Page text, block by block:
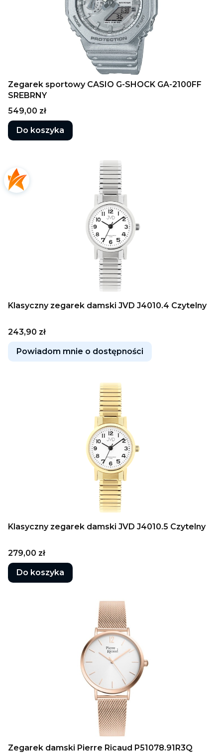
Zegarek sportowy CASIO G-SHOCK GA-2100FF
SREBRNY
Cena
549,00 zł
Do koszyka
Klasyczny zegarek damski JVD J4010.4 Czytelny
Cena
243,90 zł
Powiadom mnie o dostępności
Klasyczny zegarek damski JVD J4010.5 Czytelny
Cena
279,00 zł
Do koszyka
Zegarek damski Pierre Ricaud P51078.91R3Q